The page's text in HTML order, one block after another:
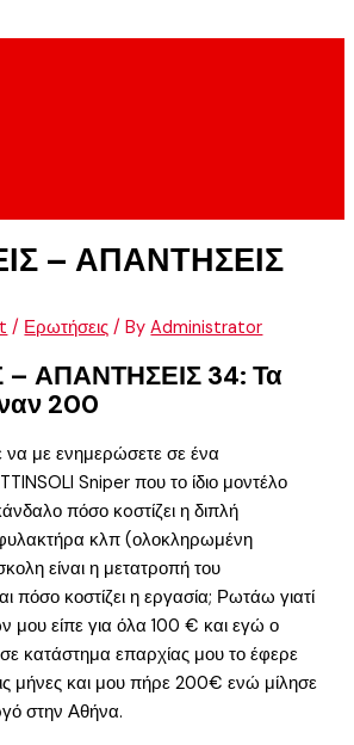
– ΑΠΑΝΤΗΣΕΙΣ
/ Ερωτήσεις / ByAdministrator
ΑΠΑΝΤΗΣΕΙΣ 34: Τα
200
να με ενημερώσετε σε ένα
Sniper που το ίδιο μοντέλο
πόσο κoστίζει η διπλή
κλπ (ολοκληρωμένη
είναι η μετατροπή του
πόσο κοστίζει η εργασία; Ρωτάω γιατί
μου είπε για όλα 100 € και εγώ ο
κατάστημα επαρχίας μου το έφερε
μήνες και μου πήρε 200€ ενώ μίλησε
στην Αθήνα.